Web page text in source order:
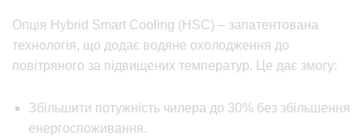
Опція Hybrid Smart Cooling (HSC) – запатентована
технологія, що додає водяне охолодження до
повітряного за підвищених температур. Це дає змогу:
Збільшити потужність чилера до 30% без збільшення
енергоспоживання.